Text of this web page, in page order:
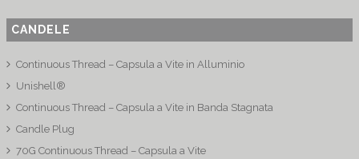
CANDELE
Continuous Thread – Capsula a Vite in Alluminio
Unishell®
Continuous Thread – Capsula a Vite in Banda Stagnata
Candle Plug
70G Continuous Thread – Capsula a Vite